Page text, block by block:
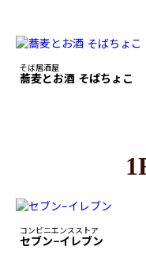
そば居酒屋
蕎麦とお酒 そばちょこ
コンビニエンスストア
セブン−イレブン